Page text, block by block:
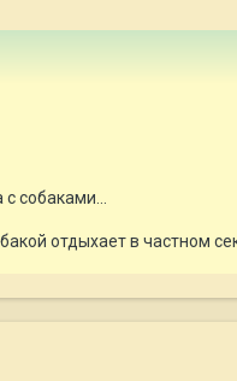
собаками...
отдыхает в частном